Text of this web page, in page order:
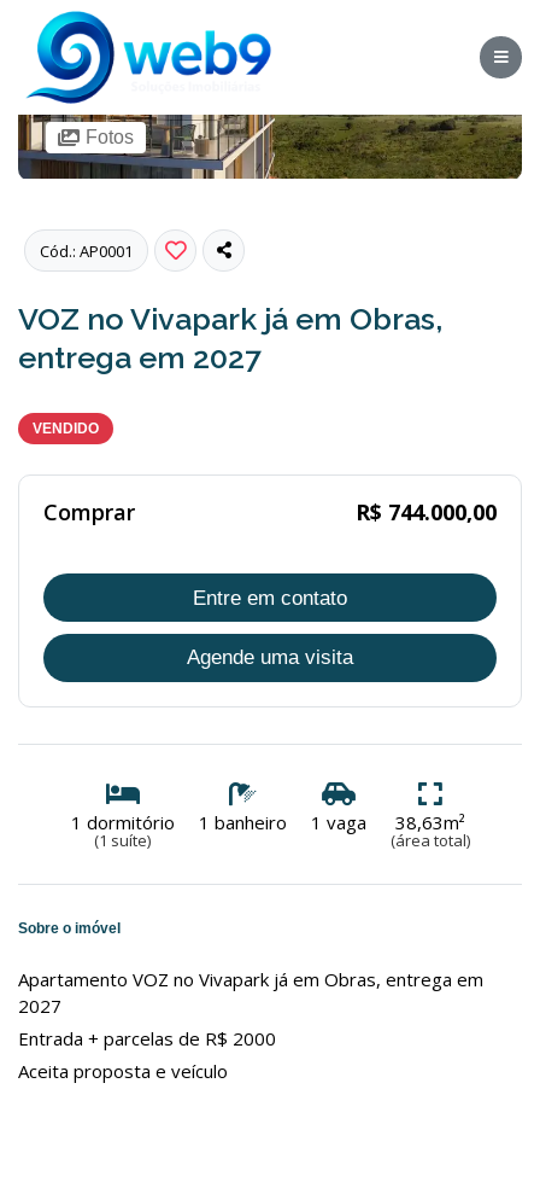
Fotos
Cód.: AP0001
VOZ no Vivapark já em Obras,
entrega em 2027
VENDIDO
Comprar R$ 744.000,00
Entre em contato
Agende uma visita
1 dormitório
(1 suíte)
1 banheiro 1 vaga 38,63m²
(área total)
Sobre o imóvel
Apartamento VOZ no Vivapark já em Obras, entrega em
2027
Entrada + parcelas de R$ 2000
Aceita proposta e veículo